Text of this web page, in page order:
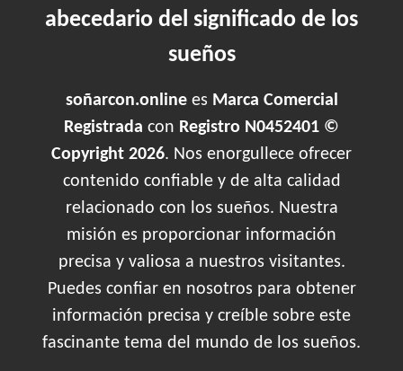
abecedario del significado de los
sueños
soñarcon.onlinees Marca Comercial
Registrada con Registro N0452401 ©
Copyright 2026. Nos enorgullece ofrecer
contenido confiable y de alta calidad
relacionado con los sueños. Nuestra
misión es proporcionar información
precisa y valiosa a nuestros visitantes.
Puedes confiar en nosotros para obtener
información precisa y creíble sobre este
fascinante tema del mundo de los sueños.